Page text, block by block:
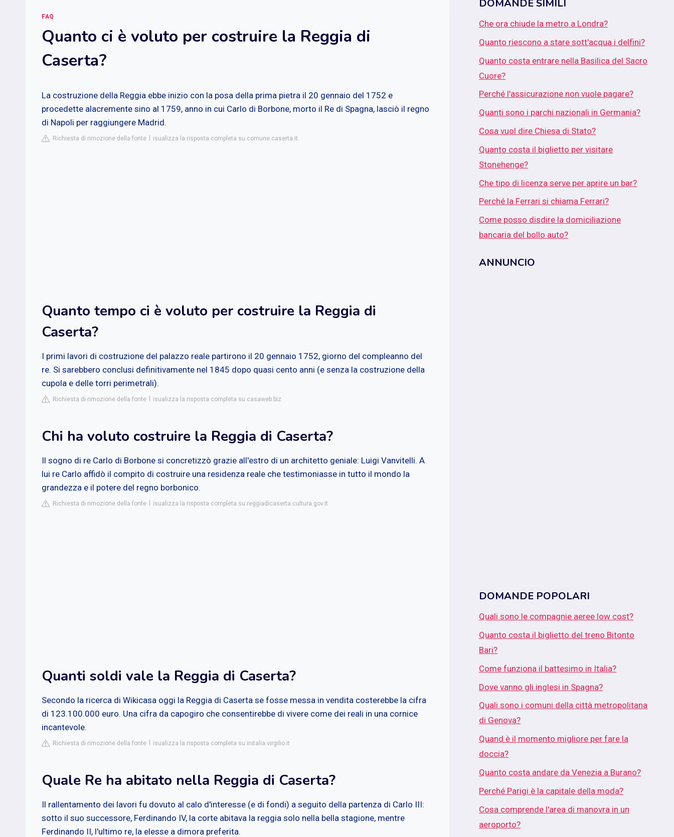
FAQ
Quanto ci è voluto per costruire la Reggia di
Caserta?
La costruzione della Reggia ebbe inizio con la posa della prima pietra il 20 gennaio del 1752 e
procedette alacremente sino al 1759, anno in cui Carlo di Borbone, morto il Re di Spagna, lasciò il regno
di Napoli per raggiungere Madrid.
Richiesta di rimozione della fonte isualizza la risposta completa su comune.caserta.it
Quanto tempo ci è voluto per costruire la Reggia di
Caserta?
I primi lavori di costruzione del palazzo reale partirono il 20 gennaio 1752, giorno del compleanno del
re. Si sarebbero conclusi definitivamente nel 1845 dopo quasi cento anni (e senza la costruzione della
cupola e delle torri perimetrali).
Richiesta di rimozione della fonte isualizza la risposta completa su casaweb.biz
Chi ha voluto costruire la Reggia di Caserta?
Il sogno di re Carlo di Borbone si concretizzò grazie all'estro di un architetto geniale: Luigi Vanvitelli. A
lui re Carlo affidò il compito di costruire una residenza reale che testimoniasse in tutto il mondo la
grandezza e il potere del regno borbonico.
Richiesta di rimozione della fonte isualizza la risposta completa su reggiadicaserta.cultura.gov.it
Quanti soldi vale la Reggia di Caserta?
Secondo la ricerca di Wikicasa oggi la Reggia di Caserta se fosse messa in vendita costerebbe la cifra
di 123.100.000 euro. Una cifra da capogiro che consentirebbe di vivere come dei reali in una cornice
incantevole.
Richiesta di rimozione della fonte isualizza la risposta completa su initalia.virgilio.it
Quale Re ha abitato nella Reggia di Caserta?
Il rallentamento dei lavori fu dovuto al calo d'interesse (e di fondi) a seguito della partenza di Carlo III:
sotto il suo successore, Ferdinando IV, la corte abitava la reggia solo nella bella stagione, mentre
Ferdinando II, l'ultimo re, la elesse a dimora preferita.
DOMANDE SIMILI
Che ora chiude la metro a Londra?
Quanto riescono a stare sott'acqua i delfini?
Quanto costa entrare nella Basilica del Sacro
Cuore?
Perché l'assicurazione non vuole pagare?
Quanti sono i parchi nazionali in Germania?
Cosa vuol dire Chiesa di Stato?
Quanto costa il biglietto per visitare
Stonehenge?
Che tipo di licenza serve per aprire un bar?
Perché la Ferrari si chiama Ferrari?
Come posso disdire la domiciliazione
bancaria del bollo auto?
ANNUNCIO
DOMANDE POPOLARI
Quali sono le compagnie aeree low cost?
Quanto costa il biglietto del treno Bitonto
Bari?
Come funziona il battesimo in Italia?
Dove vanno gli inglesi in Spagna?
Quali sono i comuni della città metropolitana
di Genova?
Quand è il momento migliore per fare la
doccia?
Quanto costa andare da Venezia a Burano?
Perché Parigi è la capitale della moda?
Cosa comprende l'area di manovra in un
aeroporto?